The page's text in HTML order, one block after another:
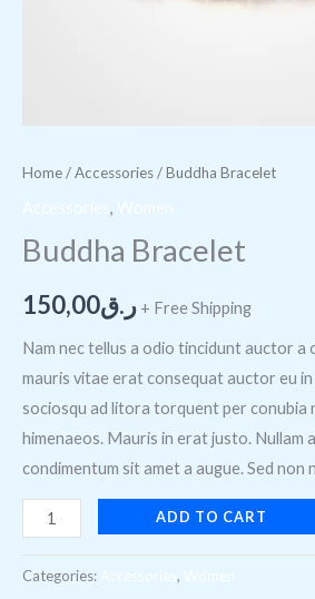
Home/Accessories/ Buddha Bracelet
Accessories, Women
Buddha Bracelet
ر.ق150,00 + Free Shipping
Nam nec tellus a odio tincidunt auctor a
mauris vitae erat consequat auctor eu
sociosqu ad litora torquent per conubia
himenaeos. Mauris in erat justo. Nullam
condimentum sit amet a augue. Sed non
ADD TO CART
Categories: Accessories , Women